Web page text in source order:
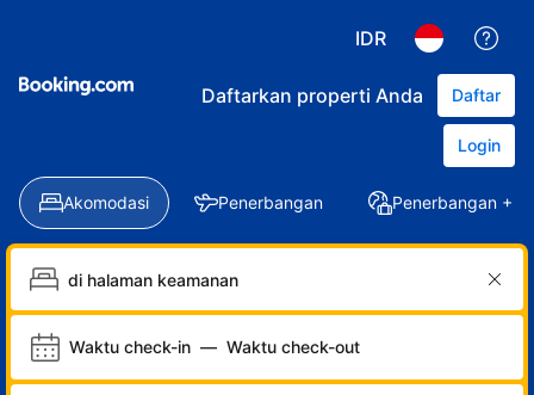
IDR
Daftarkan properti Anda Daftar
Login
Akomodasi Penerbangan Penerbangan +
Waktu check-in — Waktu check-out